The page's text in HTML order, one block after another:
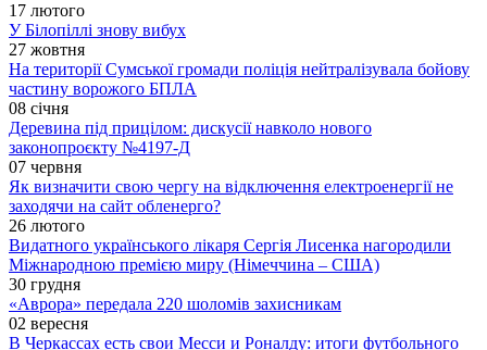
17 лютого
У Білопіллі знову вибух
27 жовтня
На території Сумської громади поліція нейтралізувала бойову
частину ворожого БПЛА
08 січня
Деревина під прицілом: дискусії навколо нового
законопроєкту №4197-Д
07 червня
Як визначити свою чергу на відключення електроенергії не
заходячи на сайт обленерго?
26 лютого
Видатного українського лікаря Сергія Лисенка нагородили
Міжнародною премією миру (Німеччина – США)
30 грудня
«Аврора» передала 220 шоломів захисникам
02 вересня
В Черкассах есть свои Месси и Роналду: итоги футбольного